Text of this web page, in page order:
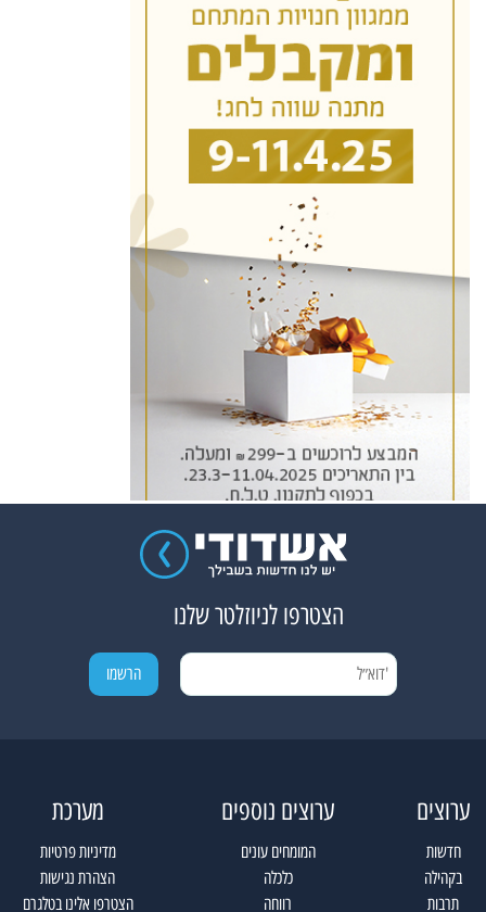
הצטרפו לניוזלטר שלנו
ערוצים
חדשות
בקהילה
תרבות
ערוצים נוספים
המומחים עונים
כלכלה
רווחה
מערכת
מדיניות פרטיות
הצהרת נגישות
הצטרפו אלינו בטלגרם